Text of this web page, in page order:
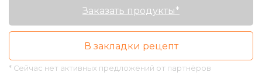
Заказать продукты*
В закладки рецепт
* Сейчас нет активных предложений от партнёров